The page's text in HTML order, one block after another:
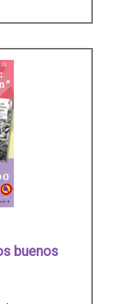
buenos